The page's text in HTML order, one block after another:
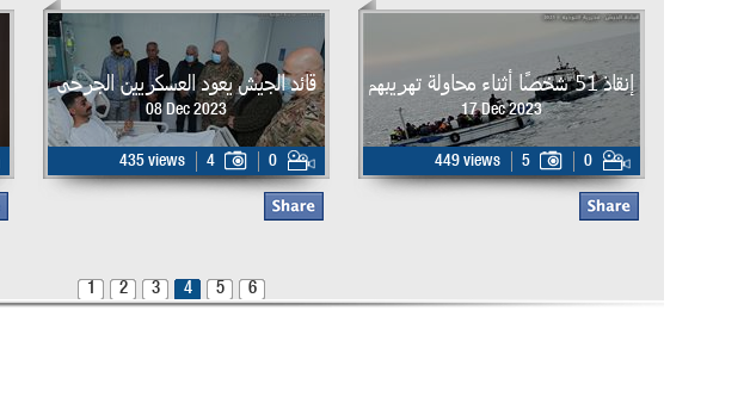
إنقاذ 51 شخصًا أثناء محاولة تهريبهم
17 Dec 2023
449 views 5 0
قائد الجيش يعود العسكريين الجرحى
08 Dec 2023
435 views 4 0
1 2 3 4 5 6